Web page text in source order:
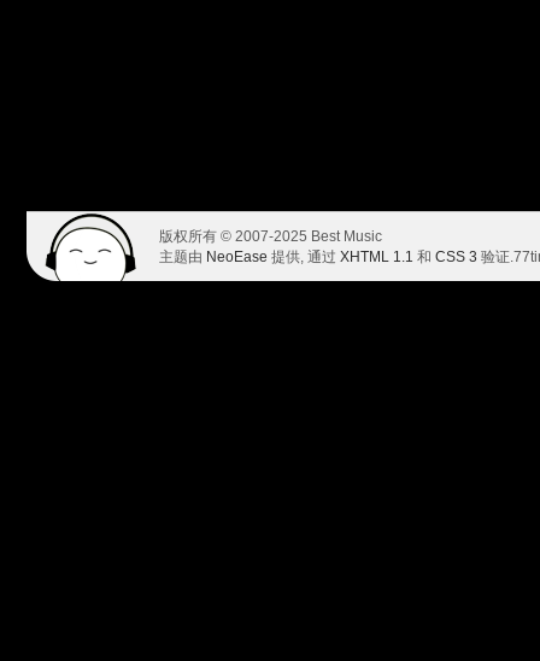
版权所有 © 2007-2025 Best Music
主题由 NeoEase 提供, 通过 XHTML 1.1 和 CSS 3 验证.